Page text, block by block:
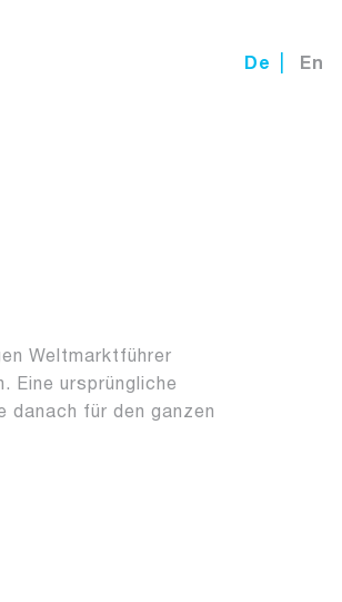
de en
Weltmarktführer
Eine ursprüngliche
danach für den ganzen